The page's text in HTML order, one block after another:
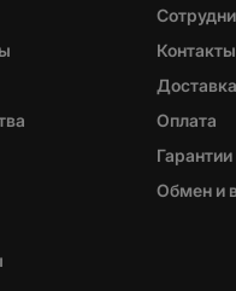
Контакты
Доставка
Оплата
Гарантии
Обмен и